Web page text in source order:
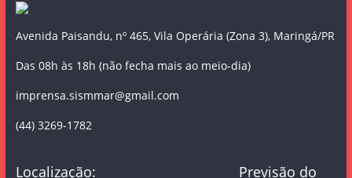
Avenida Paisandu, nº 465, Vila Operária (Zona 3), Maringá/PR
Das 08h às 18h (não fecha mais ao meio-dia)
imprensa.sismmar@gmail.com
(44) 3269-1782
Localização: Previsão do